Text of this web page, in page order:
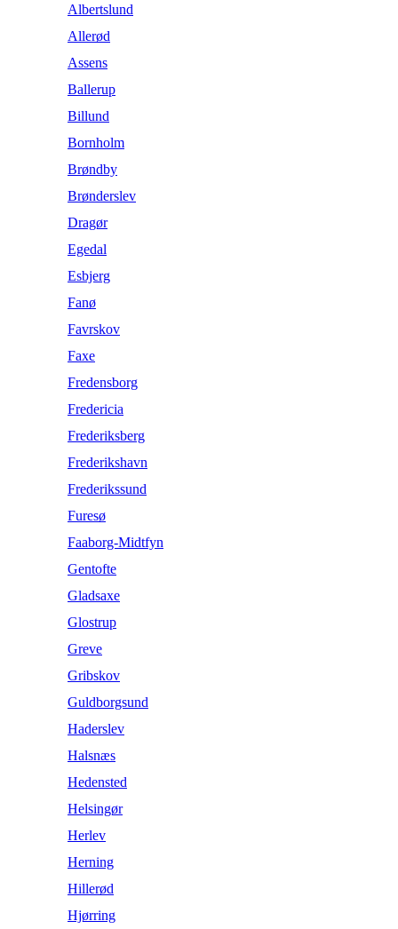
Albertslund
Allerød
Assens
Ballerup
Billund
Bornholm
Brøndby
Brønderslev
Dragør
Egedal
Esbjerg
Fanø
Favrskov
Faxe
Fredensborg
Fredericia
Frederiksberg
Frederikshavn
Frederikssund
Furesø
Faaborg-Midtfyn
Gentofte
Gladsaxe
Glostrup
Greve
Gribskov
Guldborgsund
Haderslev
Halsnæs
Hedensted
Helsingør
Herlev
Herning
Hillerød
Hjørring